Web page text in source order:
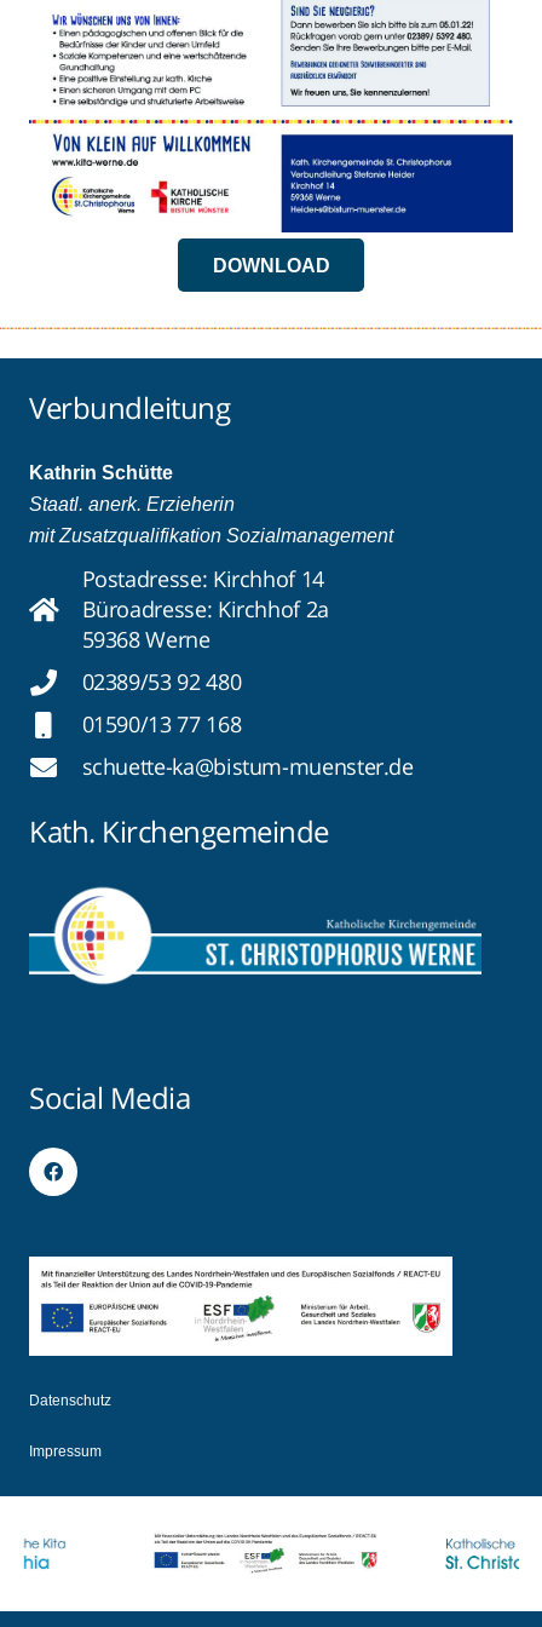
DOWNLOAD
Verbundleitung
Kathrin Schütte
Staatl. anerk. Erzieherin
mit Zusatzqualifikation Sozialmanagement
Postadresse: Kirchhof 14
Büroadresse: Kirchhof 2a
59368 Werne
02389/53 92 480
01590/13 77 168
schuette-ka@bistum-muenster.de
Kath. Kirchengemeinde
Social Media
Datenschutz
Impressum